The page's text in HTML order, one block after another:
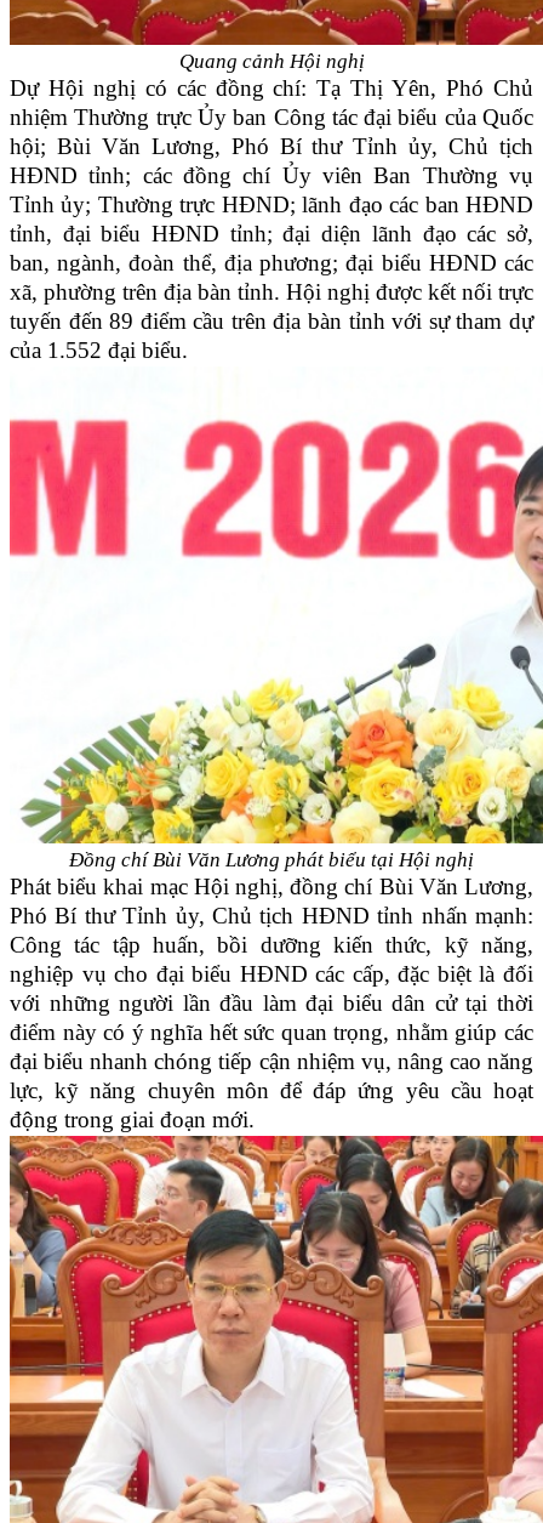
Quang cảnh Hội nghị
Dự Hội nghị có các đồng chí: Tạ Thị Yên, Phó Chủ
nhiệm Thường trực Ủy ban Công tác đại biểu của Quốc
hội; Bùi Văn Lương, Phó Bí thư Tỉnh ủy, Chủ tịch
HĐND tỉnh; các đồng chí Ủy viên Ban Thường vụ
Tỉnh ủy; Thường trực HĐND; lãnh đạo các ban HĐND
tỉnh, đại biểu HĐND tỉnh; đại diện lãnh đạo các sở,
ban, ngành, đoàn thể, địa phương; đại biểu HĐND các
xã, phường trên địa bàn tỉnh. Hội nghị được kết nối trực
tuyến đến 89 điểm cầu trên địa bàn tỉnh với sự tham dự
của 1.552 đại biểu.
Đồng chí Bùi Văn Lương phát biểu tại Hội nghị
Phát biểu khai mạc Hội nghị, đồng chí Bùi Văn Lương,
Phó Bí thư Tỉnh ủy, Chủ tịch HĐND tỉnh nhấn mạnh:
Công tác tập huấn, bồi dưỡng kiến thức, kỹ năng,
nghiệp vụ cho đại biểu HĐND các cấp, đặc biệt là đối
với những người lần đầu làm đại biểu dân cử tại thời
điểm này có ý nghĩa hết sức quan trọng, nhằm giúp các
đại biểu nhanh chóng tiếp cận nhiệm vụ, nâng cao năng
lực, kỹ năng chuyên môn để đáp ứng yêu cầu hoạt
động trong giai đoạn mới.